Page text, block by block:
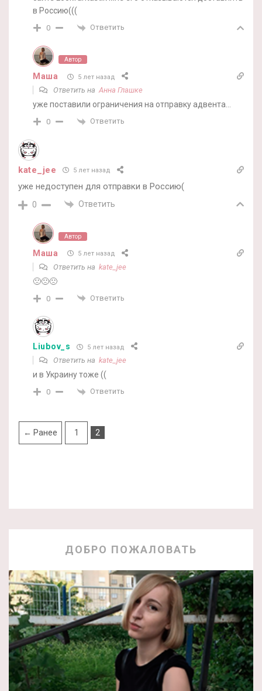
в Россию(((
0 Ответить
Автор
Маша 5 лет назад
Ответить наАнна Глашке
уже поставили ограничения на отправку адвента…
0 Ответить
kate_jee 5 лет назад
уже недоступен для отправки в Россию(
0 Ответить
Автор
Маша 5 лет назад
Ответить на kate_jee
🙁🙁🙁
0 Ответить
Liubov_s 5 лет назад
Ответить на kate_jee
и в Украину тоже ((
0 Ответить
← Ранее 1 2
ДОБРО ПОЖАЛОВАТЬ